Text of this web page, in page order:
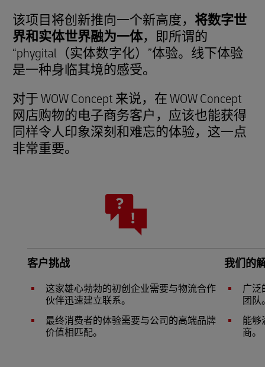
该项目将创新推向一个新高度， 将数字世
界和实体世界融为一体，即所谓的
“phygital（实体数字化）”体验。线下体验
是一种身临其境的感受。
对于 WOW Concept 来说，在 WOW Concept
网店购物的电子商务客户，应该也能获得
同样令人印象深刻和难忘的体验，这一点
非常重要。
客户挑战
这家雄心勃勃的初创企业需要与物流合作
伙伴迅速建立联系。
最终消费者的体验需要与公司的高端品牌
价值相匹配。
我们的
广泛
团队
能够
商。